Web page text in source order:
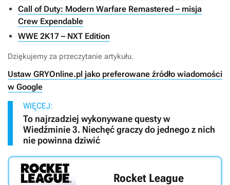
Call of Duty: Modern Warfare Remastered – misja
Crew Expendable
WWE 2K17 – NXT Edition
Dziękujemy za przeczytanie artykułu.
Ustaw GRYOnline.pl jako preferowane źródło wiadomości
w Google
WIĘCEJ:
To najrzadziej wykonywane questy w
Wiedźminie 3. Niechęć graczy do jednego z nich
nie powinna dziwić
Rocket League